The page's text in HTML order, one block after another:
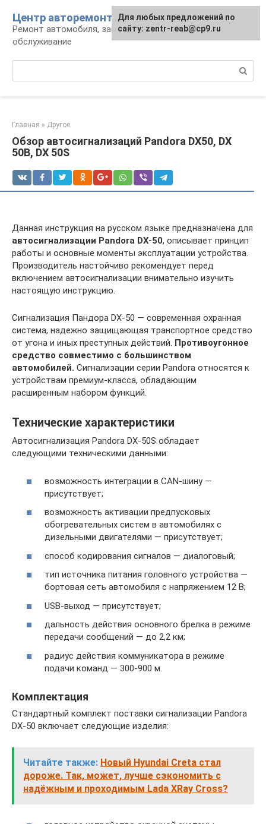
контенту
Центр авторемонта
Ремонт автомобиля, запчасти и
обслуживание
Главная » Другое
Обзор автосигнализаций Pandora DX50, DX
50B, DX 50S
Данная инструкция на русском языке предназначена для
автосигнализации Pandora DX-50, описывает принцип
работы и основные моменты эксплуатации устройства.
Производитель настойчиво рекомендует перед
включением автосигнализации внимательно изучить
настоящую инструкцию.
Сигнализация Пандора DX-50 — современная охранная
система, надежно защищающая транспортное средство
от угона и иных преступных действий. Противоугонное
средство совместимо с большинством
автомобилей. Сигнализации серии Pandora относятся к
устройствам премиум-класса, обладающим
расширенным набором функций.
Технические характеристики
Автосигнализация Pandora DX-50S обладает
следующими техническими данными:
возможность интеграции в CAN-шину —
присутствует;
возможность активации предпусковых
обогревательных систем в автомобилях с
дизельными двигателями — присутствует;
способ кодирования сигналов — диалоговый;
тип источника питания головного устройства —
бортовая сеть автомобиля с напряжением 12 В;
USB-выход — присутствует;
дальность действия основного брелка в режиме
передачи сообщений — до 2,2 км;
радиус действия коммуникатора в режиме
подачи команд — 300-900 м.
Комплектация
Стандартный комплект поставки сигнализации Pandora
DX-50 включает следующие изделия:
Читайте также: Новый Hyundai Creta стал
дороже. Так, может, лучше сэкономить с
надёжным и проходимым Lada XRay Cross?
Для любых предложений по
сайту: zentr-reab@cp9.ru